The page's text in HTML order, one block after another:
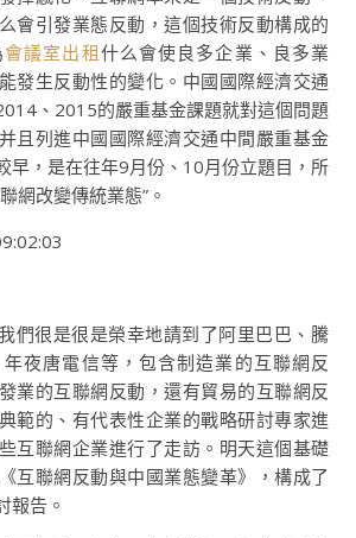
會引發業態反動，這個技術反動構成的
會議室出租什么會使良多企業、良多業
發生反動性的變化。中國國際經濟交通
、2015的嚴重基金課題就對這個問題
且列進中國國際經濟交通中間嚴重基金
早，是在往年9月份、10月份立題目，所
網改變傳統業態”。
們很是很是榮幸地請到了阿里巴巴、騰
夜唐電信等，包含制造業的互聯網反
業的互聯網反動，還有貿易的互聯網反
範的、有代表性企業的戰略研討專家進
互聯網企業進行了走訪。明天這個基礎
互聯網反動與中國業態變革》，構成了
報告。